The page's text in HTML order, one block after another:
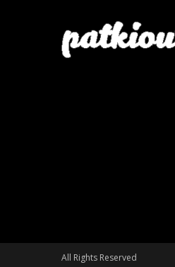
All Rights Reserved